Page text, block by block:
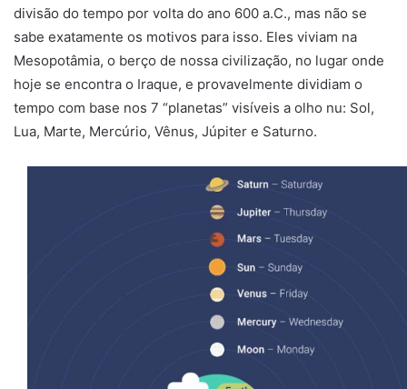
divisão do tempo por volta do ano 600 a.C., mas não se
sabe exatamente os motivos para isso. Eles viviam na
Mesopotâmia, o berço de nossa civilização, no lugar onde
hoje se encontra o Iraque, e provavelmente dividiam o
tempo com base nos 7 “planetas” visíveis a olho nu: Sol,
Lua, Marte, Mercúrio, Vênus, Júpiter e Saturno.